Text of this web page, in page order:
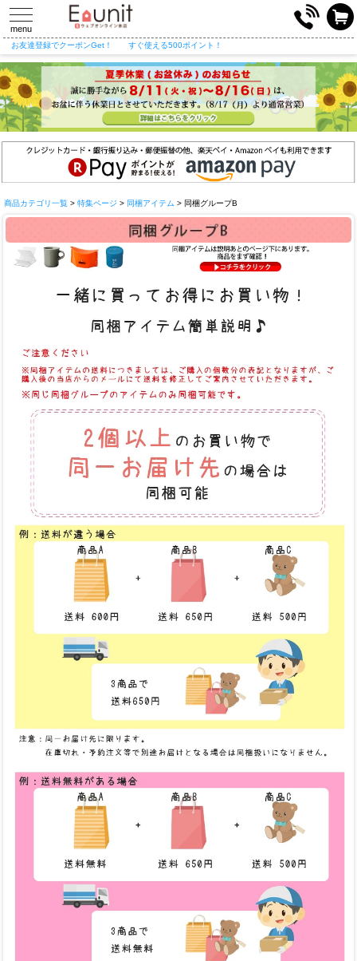
toggle
navigation
menu
お友達登録でクーポンGet！ すぐ使える500ポイント！
商品カテゴリ一覧 > 特集ページ > 同梱アイテム > 同梱グループB